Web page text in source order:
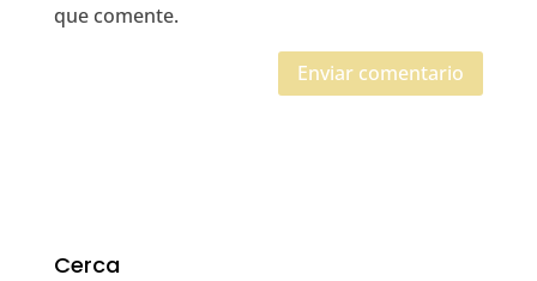
que comente.
Cerca